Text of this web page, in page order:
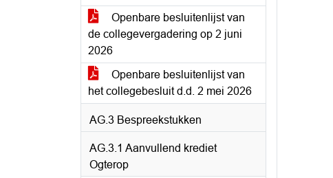
Openbare besluitenlijst van
de collegevergadering op 2 juni
2026
Openbare besluitenlijst van
het collegebesluit d.d. 2 mei 2026
AG.3 Bespreekstukken
AG.3.1 Aanvullend krediet
Ogterop